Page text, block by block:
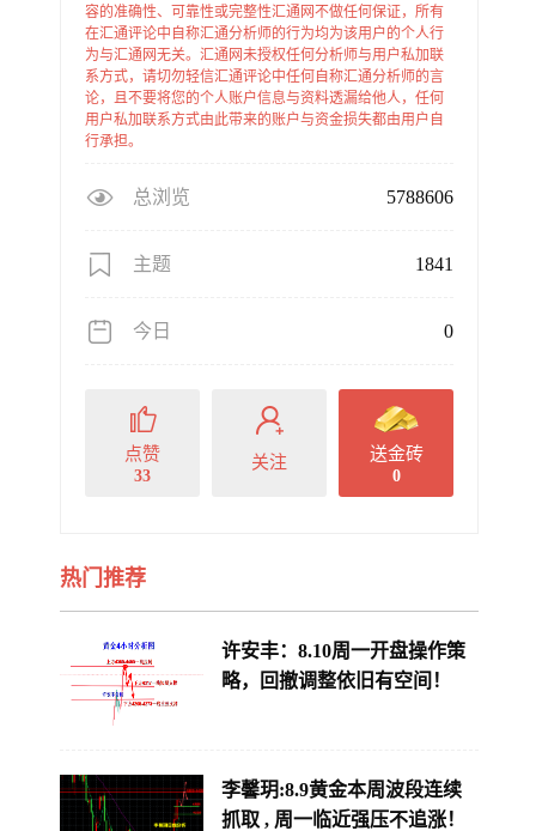
容的准确性、可靠性或完整性汇通网不做任何保证，所有
在汇通评论中自称汇通分析师的行为均为该用户的个人行
为与汇通网无关。汇通网未授权任何分析师与用户私加联
系方式，请切勿轻信汇通评论中任何自称汇通分析师的言
论，且不要将您的个人账户信息与资料透漏给他人，任何
用户私加联系方式由此带来的账户与资金损失都由用户自
行承担。
总浏览 5788606
主题 1841
今日 0
点赞
33
关注 送金砖
0
热门推荐
许安丰：8.10周一开盘操作策
略，回撤调整依旧有空间！
李馨玥:8.9黄金本周波段连续
抓取 , 周一临近强压不追涨！